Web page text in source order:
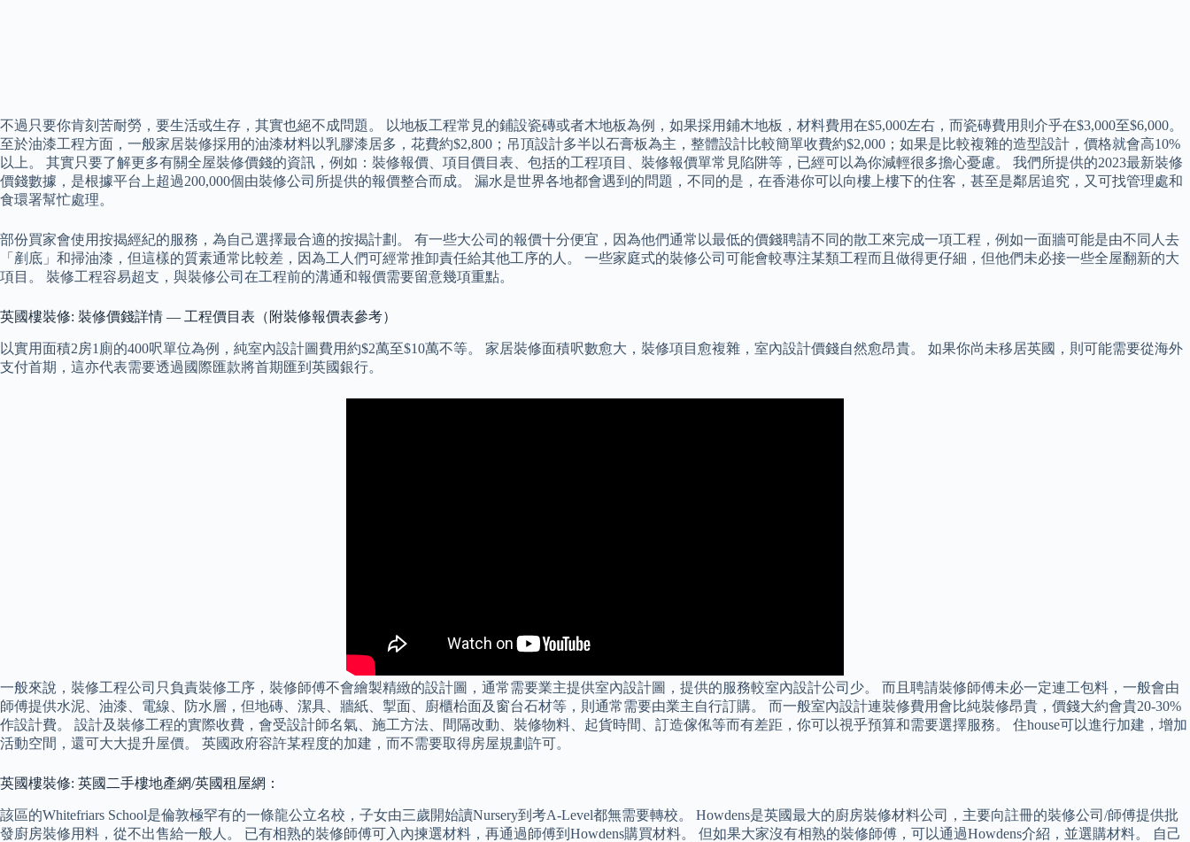
不過只要你肯刻苦耐勞，要生活或生存，其實也絕不成問題。 以地板工程常見的鋪設瓷磚或者木地板為例，如果採用鋪木地板，材料費用在$5,000左右，而瓷磚費用則介乎在$3,000至$6,000。
至於油漆工程方面，一般家居裝修採用的油漆材料以乳膠漆居多，花費約$2,800；吊頂設計多半以石膏板為主，整體設計比較簡單收費約$2,000；如果是比較複雜的造型設計，價格就會高10%
以上。 其實只要了解更多有關全屋裝修價錢的資訊，例如：裝修報價、項目價目表、包括的工程項目、裝修報價單常見陷阱等，已經可以為你減輕很多擔心憂慮。 我們所提供的2023最新裝修
價錢數據，是根據平台上超過200,000個由裝修公司所提供的報價整合而成。 漏水是世界各地都會遇到的問題，不同的是，在香港你可以向樓上樓下的住客，甚至是鄰居追究，又可找管理處和
食環署幫忙處理。
部份買家會使用按揭經紀的服務，為自己選擇最合適的按揭計劃。 有一些大公司的報價十分便宜，因為他們通常以最低的價錢聘請不同的散工來完成一項工程，例如一面牆可能是由不同人去
「剷底」和掃油漆，但這樣的質素通常比較差，因為工人們可經常推卸責任給其他工序的人。 一些家庭式的裝修公司可能會較專注某類工程而且做得更仔細，但他們未必接一些全屋翻新的大
項目。 裝修工程容易超支，與裝修公司在工程前的溝通和報價需要留意幾項重點。
英國樓裝修: 裝修價錢詳情 — 工程價目表（附裝修報價表參考）
以實用面積2房1廁的400呎單位為例，純室內設計圖費用約$2萬至$10萬不等。 家居裝修面積呎數愈大，裝修項目愈複雜，室內設計價錢自然愈昂貴。 如果你尚未移居英國，則可能需要從海外
支付首期，這亦代表需要透過國際匯款將首期匯到英國銀行。
一般來說，裝修工程公司只負責裝修工序，裝修師傅不會繪製精緻的設計圖，通常需要業主提供室內設計圖，提供的服務較室內設計公司少。 而且聘請裝修師傅未必一定連工包料，一般會由
師傅提供水泥、油漆、電線、防水層，但地磚、潔具、牆紙、掣面、廚櫃枱面及窗台石材等，則通常需要由業主自行訂購。 而一般室內設計連裝修費用會比純裝修昂貴，價錢大約會貴20-30%
作設計費。 設計及裝修工程的實際收費，會受設計師名氣、施工方法、間隔改動、裝修物料、起貨時間、訂造傢俬等而有差距，你可以視乎預算和需要選擇服務。 住house可以進行加建，增加
活動空間，還可大大提升屋價。 英國政府容許某程度的加建，而不需要取得房屋規劃許可。
英國樓裝修: 英國二手樓地產網/英國租屋網：
該區的Whitefriars School是倫敦極罕有的一條龍公立名校，子女由三歲開始讀Nursery到考A-Level都無需要轉校。 Howdens是英國最大的廚房裝修材料公司，主要向註冊的裝修公司/師傅提供批
發廚房裝修用料，從不出售給一般人。 已有相熟的裝修師傅可入內揀選材料，再通過師傅到Howdens購買材料。 但如果大家沒有相熟的裝修師傅，可以通過Howdens介紹，並選購材料。 自己